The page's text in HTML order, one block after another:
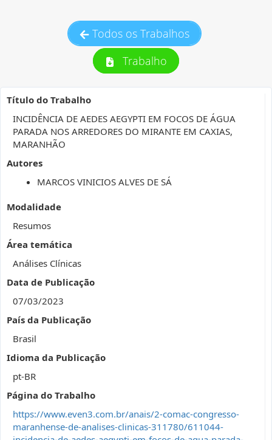
Todos os Trabalhos
Trabalho
Título do Trabalho
INCIDÊNCIA DE AEDES AEGYPTI EM FOCOS DE ÁGUA
PARADA NOS ARREDORES DO MIRANTE EM CAXIAS,
MARANHÃO
Autores
MARCOS VINICIOS ALVES DE SÁ
Modalidade
Resumos
Área temática
Análises Clínicas
Data de Publicação
07/03/2023
País da Publicação
Brasil
Idioma da Publicação
pt-BR
Página do Trabalho
https://www.even3.com.br/anais/2-comac-congresso-
maranhense-de-analises-clinicas-311780/611044-